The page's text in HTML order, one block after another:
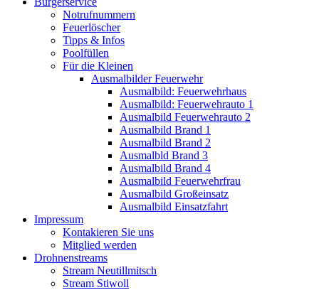
Notrufnummern
Feuerlöscher
Tipps & Infos
Poolfüllen
Für die Kleinen
Ausmalbilder Feuerwehr
Ausmalbild: Feuerwehrhaus
Ausmalbild: Feuerwehrauto 1
Ausmalbild Feuerwehrauto 2
Ausmalbild Brand 1
Ausmalbild Brand 2
Ausmalbld Brand 3
Ausmalbild Brand 4
Ausmalbild Feuerwehrfrau
Ausmalbild Großeinsatz
Ausmalbild Einsatzfahrt
Impressum
Kontakieren Sie uns
Mitglied werden
Drohnenstreams
Stream Neutillmitsch
Stream Stiwoll